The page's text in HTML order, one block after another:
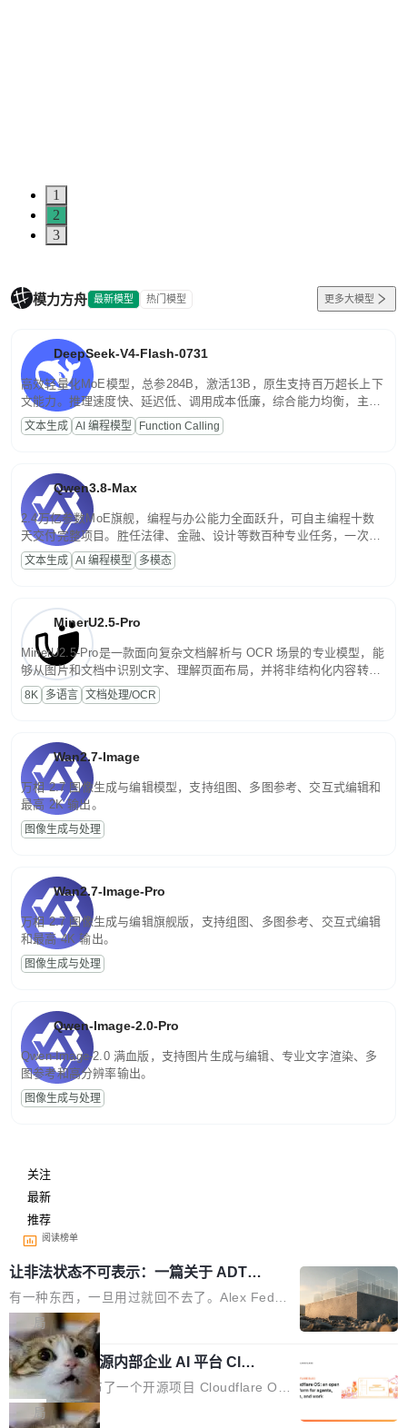
1
2
3
模力方舟 最新模型 热门模型 更多大模型
DeepSeek-V4-Flash-0731
高效轻量化MoE模型，总参284B，激活13B，原生支持百万超长上下
文能力。推理速度快、延迟低、调用成本低廉，综合能力均衡，主打
高并发、轻量化任务，适合日常对话、内容创作、基础 RAG、批量
文案处理等普惠刚需场景。
文本生成 AI 编程模型 Function Calling
Qwen3.8-Max
2.4万亿参数MoE旗舰，编程与办公能力全面跃升，可自主编程十数
天交付完整项目。胜任法律、金融、设计等数百种专业任务，一次对
话端到端交付生产级成果。原生视觉理解贯穿规划、执行与验证全流
程，支持超长文档与长视频的深度语义解析。长程任务中自主规划与
文本生成 AI 编程模型 多模态
MinerU2.5-Pro
MinerU2.5-Pro是一款面向复杂文档解析与 OCR 场景的专业模型，能
够从图片和文档中识别文字、理解页面布局，并将非结构化内容转换
为便于存储、检索和二次处理的结构化结果。
8K 多语言 文档处理/OCR
Wan2.7-Image
万相 2.7 图像生成与编辑模型，支持组图、多图参考、交互式编辑和
最高 2K 输出。
图像生成与处理
Wan2.7-Image-Pro
万相 2.7 图像生成与编辑旗舰版，支持组图、多图参考、交互式编辑
和最高 4K 输出。
图像生成与处理
Qwen-Image-2.0-Pro
Qwen-Image-2.0 满血版，支持图片生成与编辑、专业文字渲染、多
图参考和高分辨率输出。
图像生成与处理
关注
最新
推荐
阅读榜单
让非法状态不可表示：一篇关于 ADT
的帖子在 Reddit 火了
有一种东西，一旦用过就回不去了。Alex Fedos
eev 管它叫"软件设计的基石"。 他说的东西不新
鲜——代数数据类型（ADT），尤其是和类型
（sum type）。但他说清楚了一件事：这不是类
型系统的学术体操，是日常编码的思维方式。 文
章从一个简单的例子切入。一个网站的深色主题
局
Cloudflare 开源内部企业 AI 平台 Clou
dflare OS
Cloudflare 发布了一个开源项目 Cloudflare O
S。如果你只看官方博客，你会觉得这是又一
局